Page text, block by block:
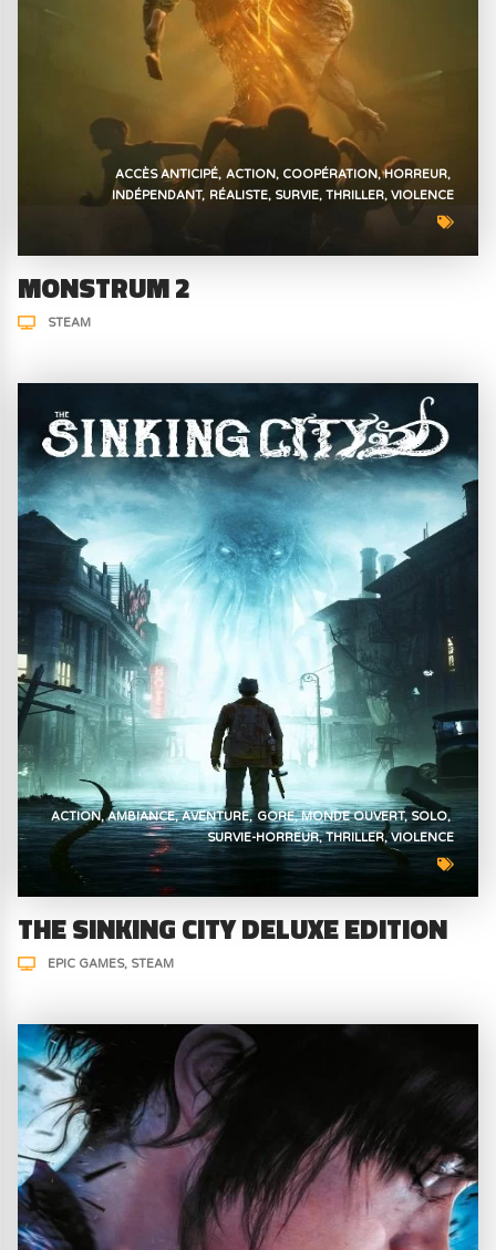
ACCÈS ANTICIPÉ ACTION COOPÉRATION HORREUR
INDÉPENDANT RÉALISTE SURVIE THRILLER VIOLENCE
MONSTRUM 2
STEAM
ACTION AMBIANCE AVENTURE GORE MONDE OUVERT SOLO
SURVIE-HORREUR THRILLER VIOLENCE
THE SINKING CITY DELUXE EDITION
EPIC GAMES STEAM